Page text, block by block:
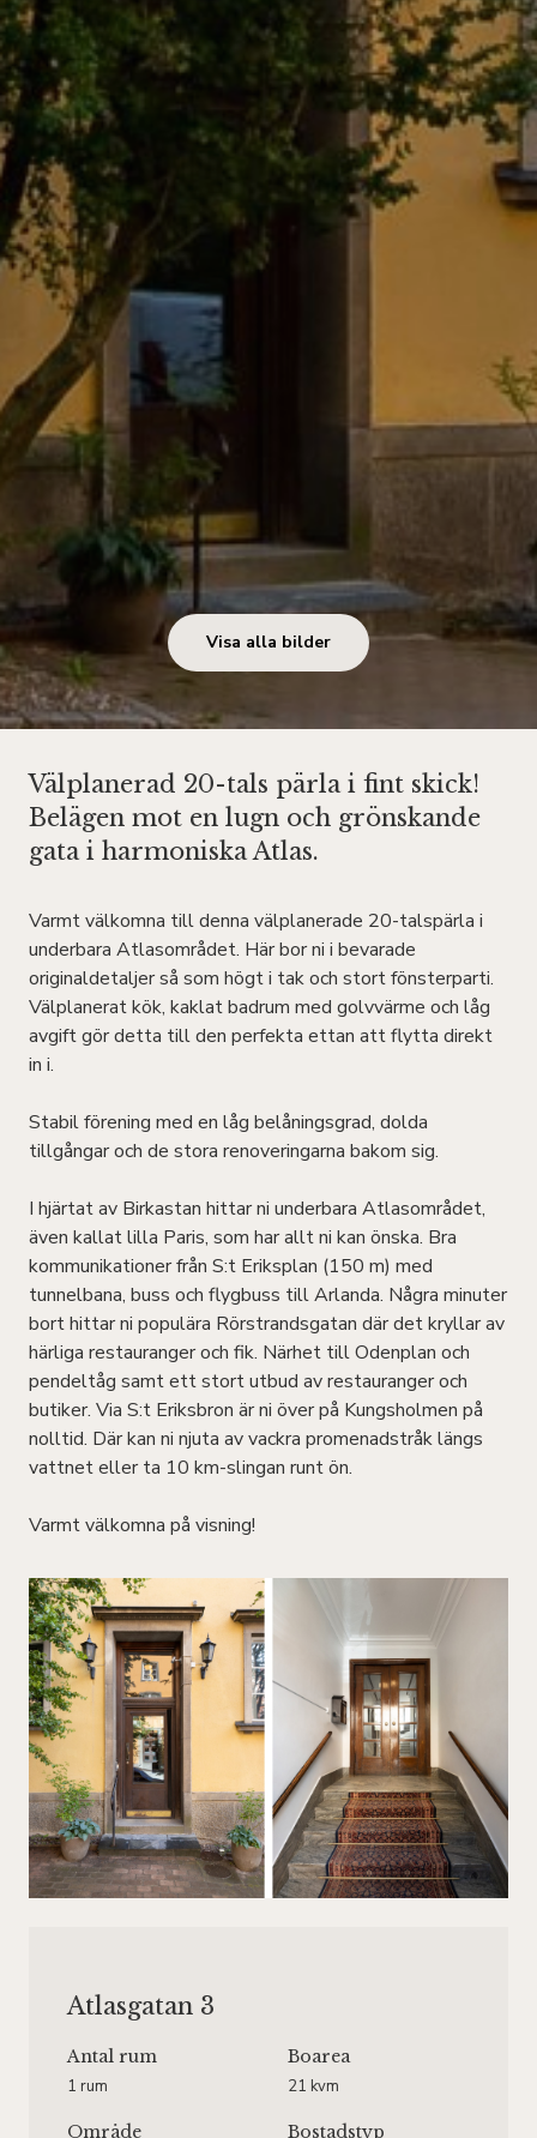
Visa alla bilder
Välplanerad 20-tals pärla i fint skick!
Belägen mot en lugn och grönskande
gata i harmoniska Atlas.
Varmt välkomna till denna välplanerade 20-talspärla i
underbara Atlasområdet. Här bor ni i bevarade
originaldetaljer så som högt i tak och stort fönsterparti.
Välplanerat kök, kaklat badrum med golvvärme och låg
avgift gör detta till den perfekta ettan att flytta direkt
in i.
Stabil förening med en låg belåningsgrad, dolda
tillgångar och de stora renoveringarna bakom sig.
I hjärtat av Birkastan hittar ni underbara Atlasområdet,
även kallat lilla Paris, som har allt ni kan önska. Bra
kommunikationer från S:t Eriksplan (150 m) med
tunnelbana, buss och flygbuss till Arlanda. Några minuter
bort hittar ni populära Rörstrandsgatan där det kryllar av
härliga restauranger och fik. Närhet till Odenplan och
pendeltåg samt ett stort utbud av restauranger och
butiker. Via S:t Eriksbron är ni över på Kungsholmen på
nolltid. Där kan ni njuta av vackra promenadstråk längs
vattnet eller ta 10 km-slingan runt ön.
Varmt välkomna på visning!
Atlasgatan 3
Antal rum
1 rum
Boarea
21 kvm
Område
Bostadstyp